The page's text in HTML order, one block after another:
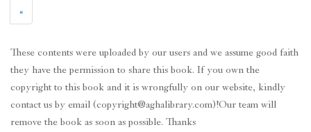
Mike Mckeever
د کتاب قیمت: $
Business Planning
»
These contents were uploaded by our users and we assume good faith
they have the permission to share this book. If you own the
copyright to this book and it is wrongfully on our website, kindly
contact us by email (copyright@aghalibrary.com)!Our team will
remove the book as soon as possible. Thanks